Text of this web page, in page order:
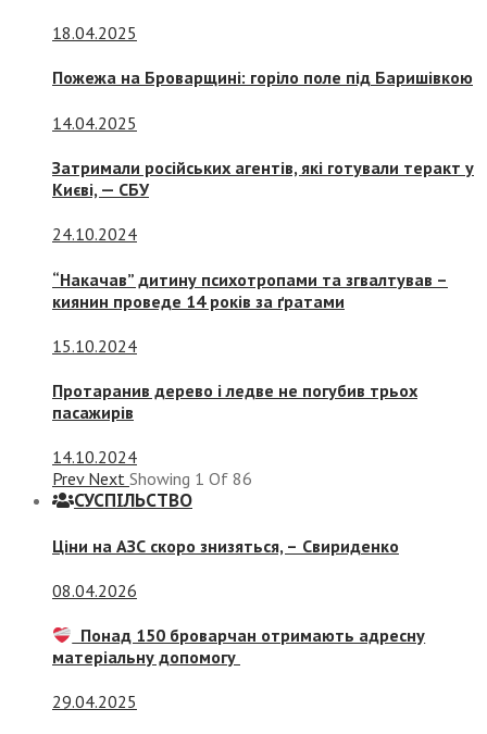
18.04.2025
Пожежа на Броварщині: горіло поле під Баришівкою
14.04.2025
Затримали російських агентів, які готували теракт у
Києві, — СБУ
24.10.2024
“Накачав” дитину психотропами та згвалтував –
киянин проведе 14 років за ґратами
15.10.2024
Протаранив дерево і ледве не погубив трьох
пасажирів
14.10.2024
Prev Next Showing 1 Of 86
СУСПIЛЬСТВО
Ціни на АЗС скоро знизяться, – Свириденко
08.04.2026
Понад 150 броварчан отримають адресну
матеріальну допомогу
29.04.2025